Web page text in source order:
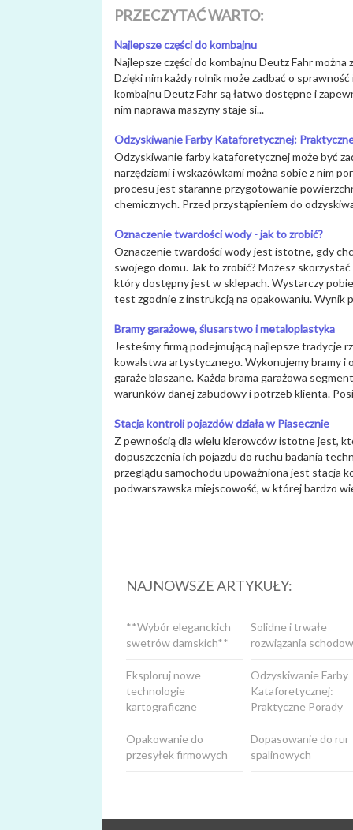
PRZECZYTAĆ WARTO:
Najlepsze części do kombajnu
Najlepsze części do kombajnu Deutz Fahr
Dzięki nim każdy rolnik może zadbać o
kombajnu Deutz Fahr są łatwo dostępne i
nim naprawa maszyny staje si...
Odzyskiwanie Farby Kataforetycznej:
Odzyskiwanie farby kataforetycznej może być
narzędziami i wskazówkami można sobie z nim
procesu jest staranne przygotowanie
chemicznych. Przed przystąpieniem do
Oznaczenie twardości wody - jak to zrobić?
Oznaczenie twardości wody jest istotne, gdy
swojego domu. Jak to zrobić? Możesz
który dostępny jest w sklepach. Wystarczy
test zgodnie z instrukcją na opakowaniu. Wynik
Bramy garażowe, ślusarstwo i metaloplastyka
Jesteśmy firmą podejmującą najlepsze tradycje
kowalstwa artystycznego. Wykonujemy bramy i
garaże blaszane. Każda brama garażowa
warunków danej zabudowy i potrzeb klienta.
Stacja kontroli pojazdów działa w Piasecznie
Z pewnością dla wielu kierowców istotne jest,
dopuszczenia ich pojazdu do ruchu badania
przeglądu samochodu upoważniona jest stacja
podwarszawska miejscowość, w której bardzo
NAJNOWSZE ARTYKUŁY:
Solidne i trwałe
rozwiązania
**Wybór eleganckich
swetrów damskich**
Odzyskiwanie Farby
Kataforetycznej:
Praktyczne Porady
Eksploruj nowe
technologie
kartograficzne
Dopasowanie do rur
spalinowych
Opakowanie do
przesyłek firmowych